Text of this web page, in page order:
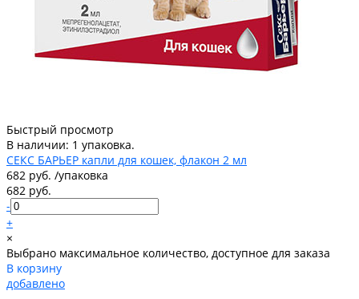
Быстрый просмотр
В наличии: 1 упаковка.
СЕКС БАРЬЕР капли для кошек, флакон 2 мл
682 руб. /упаковка
682 руб.
-
+
×
Выбрано максимальное количество, доступное для заказа
В корзину
добавлено